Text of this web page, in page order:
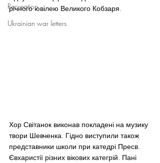
Recreation
Ukrainian war letters
річного ювілею Великого Кобзаря.
Хор Світанок виконав покладені на музику
твори Шевченка. Гідно виступили також
представники школи при катедрі Пресв.
Євхаристії різних вікових категрій. Пані